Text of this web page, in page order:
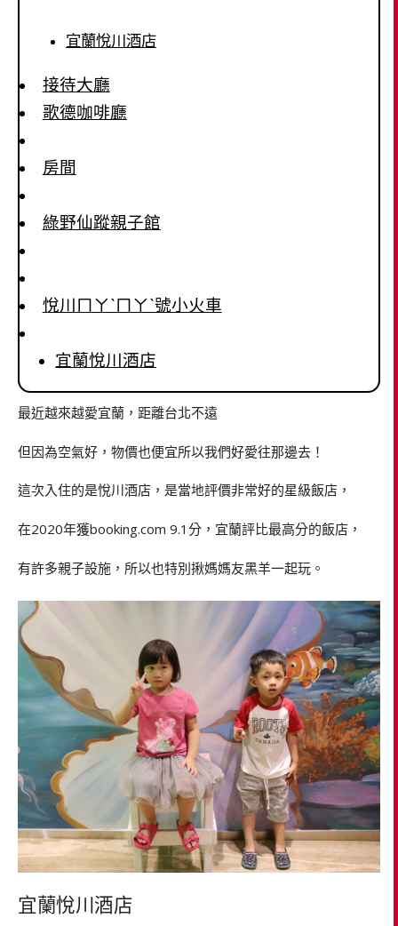
宜蘭悅川酒店
接待大廳
歌德咖啡廳
房間
綠野仙蹤親子館
悅川ㄇㄚˋㄇㄚˋ號小火車
宜蘭悅川酒店
最近越來越愛宜蘭，距離台北不遠
但因為空氣好，物價也便宜所以我們好愛往那邊去！
這次入住的是悅川酒店，是當地評價非常好的星級飯店，
在2020年獲booking.com 9.1分，宜蘭評比最高分的飯店，
有許多親子設施，所以也特別揪媽媽友黑羊一起玩。
宜蘭悅川酒店